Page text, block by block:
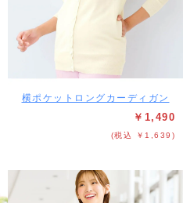
横ポケットロングカーディガン
￥1,490
(税込 ￥1,639)